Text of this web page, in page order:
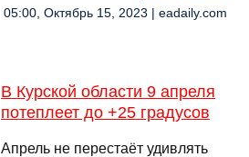
05:00, Октябрь 15, 2023 | eadaily.com
В Курской области 9 апреля
потеплеет до +25 градусов
Апрель не перестаёт удивлять